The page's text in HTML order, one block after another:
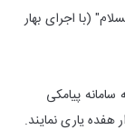
(با اجرای بهار
پیامکی